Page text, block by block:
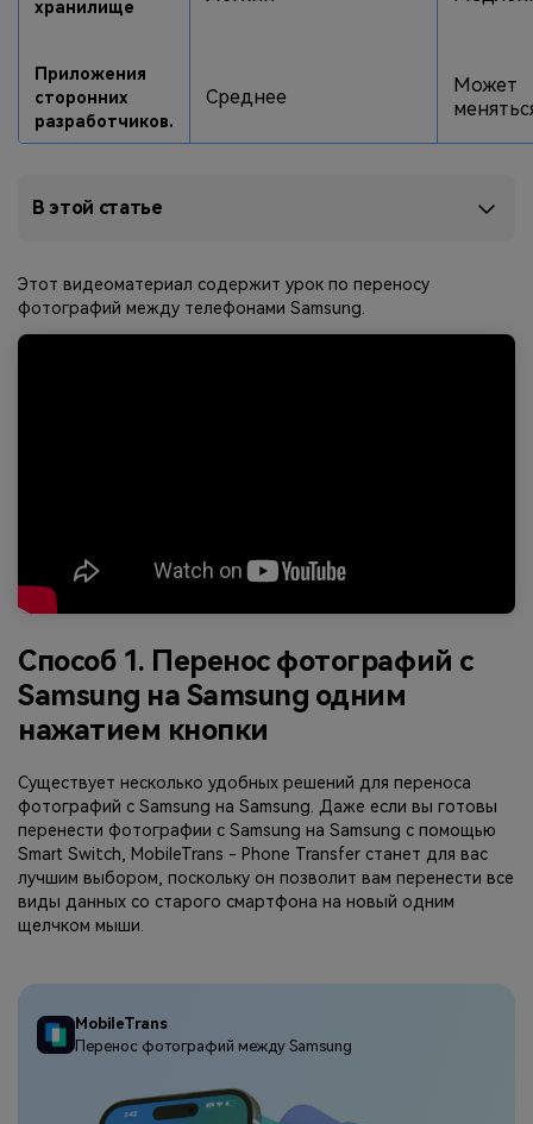
настроек к заводским.
Приложение MobileTrans
данные WhatsApp и файлы между
хранилище
Приложения
сторонних
разработчиков.
Среднее
Может
В этой статье
Этот видеоматериал содержит урок по переносу
фотографий между телефонами Samsung.
Способ 1. Перенос фотографий с
Samsung на Samsung одним
нажатием кнопки
Существует несколько удобных решений для переноса
фотографий с Samsung на Samsung. Даже если вы готовы
перенести фотографии с Samsung на Samsung с помощью
Smart Switch, MobileTrans - Phone Transfer станет для вас
лучшим выбором, поскольку он позволит вам перенести все
виды данных со старого смартфона на новый одним
щелчком мыши.
MobileTrans
Перенос фотографий между Samsung